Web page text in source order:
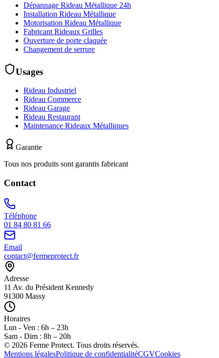
Dépannage Rideau Métallique 24h
Installation Rideau Métallique
Motorisation Rideau Métallique
Fabricant Rideaux Grilles
Ouverture de porte claquée
Changement de serrure
Usages
Rideau Industriel
Rideau Commerce
Rideau Garage
Rideau Restaurant
Maintenance Rideaux Métalliques
Garantie
Tous nos produits sont garantis fabricant
Contact
Téléphone
01 84 80 81 66
Email
contact@fermeprotect.fr
Adresse
11 Av. du Président Kennedy
91300 Massy
Horaires
Lun - Ven : 6h – 23h
Sam - Dim : 8h – 20h
© 2026 Ferme Protect. Tous droits réservés.
Mentions légalesPolitique de confidentialitéCGVCookies